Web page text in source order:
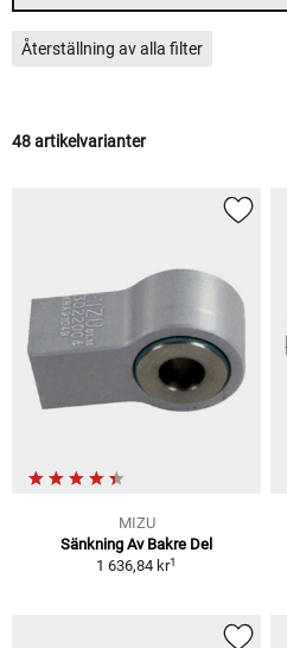
Återställning av alla filter
48 artikelvarianter
MIZU
Sänkning Av Bakre Del
1 636,84 kr1